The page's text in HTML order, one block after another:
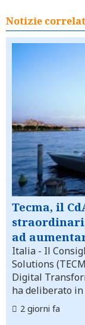
Notizie
Tecma, il
ad
Italia - Il
Solutions
Digital
ha deliberato
2 giorni fa